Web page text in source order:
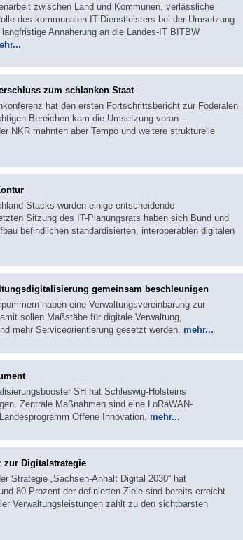
zwischen Land und Kommunen, verlässliche
des kommunalen IT-Dienstleisters bei der Umsetzung
Annäherung an die Landes-IT BITBW
zum schlanken Staat
hat den ersten Fortschrittsbericht zur Föderalen
Bereichen kam die Umsetzung voran –
NKR mahnten aber Tempo und weitere strukturelle
Stacks wurden einige entscheidende
Sitzung des IT-Planungsrats haben sich Bund und
befindlichen standardisierten, interoperablen digitalen
gemeinsam beschleunigen
haben eine Verwaltungsvereinbarung zur
sollen Maßstäbe für digitale Verwaltung,
mehr Serviceorientierung gesetzt werden. mehr...
SH hat Schleswig-Holsteins
Zentrale Maßnahmen sind eine LoRaWAN-
Offene Innovation. mehr...
zur Digitalstrategie
Strategie „Sachsen-Anhalt Digital 2030“ hat
80 Prozent der definierten Ziele sind bereits erreicht
Verwaltungsleistungen zählt zu den sichtbarsten